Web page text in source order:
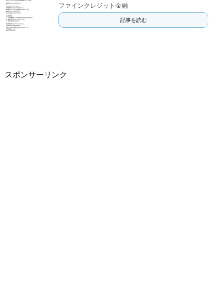
ファインクレジット金融
記事を読む
スポンサーリンク